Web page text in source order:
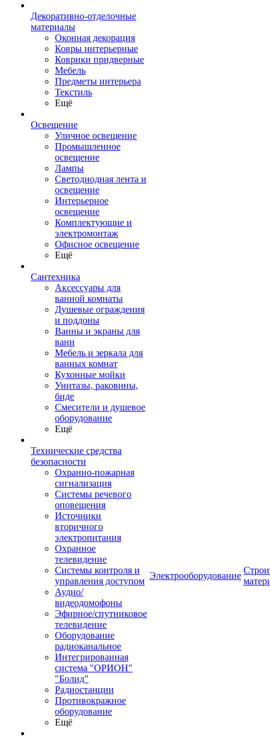
Декоративно-отделочные
материалы
Оконная декорация
Ковры интерьерные
Коврики придверные
Мебель
Предметы интерьера
Текстиль
Ещё
Освещение
Уличное освещение
Промышленное
освещение
Лампы
Светодиодная лента и
освещение
Интерьерное
освещение
Комплектующие и
электромонтаж
Офисное освещение
Ещё
Сантехника
Аксессуары для
ванной комнаты
Душевые ограждения
и поддоны
Ванны и экраны для
ванн
Мебель и зеркала для
ванных комнат
Кухонные мойки
Унитазы, раковины,
биде
Смесители и душевое
оборудование
Ещё
Технические средства
безопасности
Охранно-пожарная
сигнализация
Системы речевого
оповещения
Источники
вторичного
электропитания
Охранное
телевидение
Системы контроля и
управления доступом
Аудио/
видеодомофоны
Эфирное/спутниковое
телевидение
Оборудование
радиоканальное
Интегрированная
система "ОРИОН"
"Болид"
Радиостанции
Противокражное
оборудование
Ещё
Электрооборудование